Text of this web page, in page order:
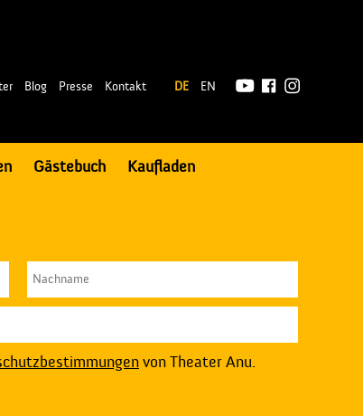
Blog Presse Kontakt DE EN
Gästebuch Kaufladen
von Theater Anu.